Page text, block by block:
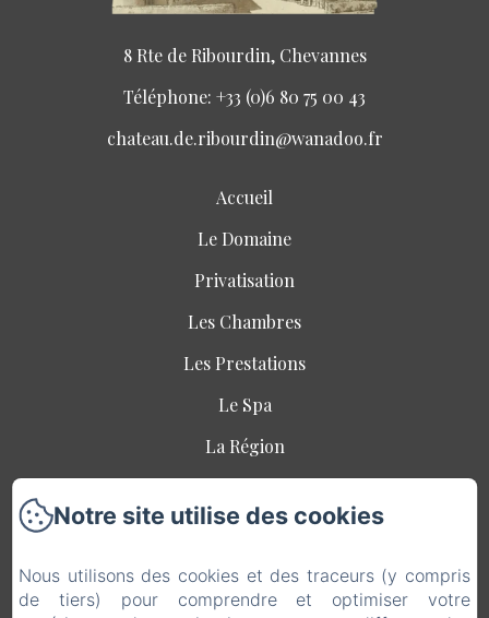
8 Rte de Ribourdin, Chevannes
Téléphone: +33 (0)6 80 75 00 43
chateau.de.ribourdin@wanadoo.fr
Accueil
Le Domaine
Privatisation
Les Chambres
Les Prestations
Le Spa
La Région
Offres Spéciales
Contact
Mentions légales
Notre site utilise des cookies
Nous utilisons des cookies et des traceurs (y compris
de tiers) pour comprendre et optimiser votre